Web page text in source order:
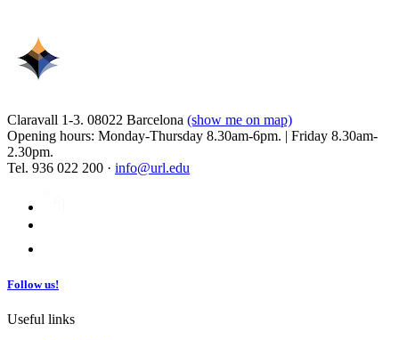
Claravall 1-3. 08022 Barcelona (show me on map)
Opening hours: Monday-Thursday 8.30am-6pm. | Friday 8.30am-
2.30pm.
Tel. 936 022 200 · info@url.edu
Follow us!
Useful links